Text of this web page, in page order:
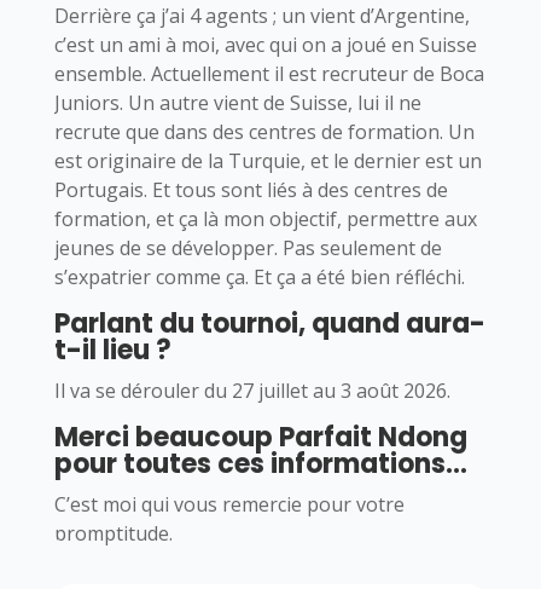
Derrière ça j’ai 4 agents ; un vient d’Argentine,
c’est un ami à moi, avec qui on a joué en Suisse
ensemble. Actuellement il est recruteur de Boca
Juniors. Un autre vient de Suisse, lui il ne
recrute que dans des centres de formation. Un
est originaire de la Turquie, et le dernier est un
Portugais. Et tous sont liés à des centres de
formation, et ça là mon objectif, permettre aux
jeunes de se développer. Pas seulement de
s’expatrier comme ça. Et ça a été bien réfléchi.
Parlant du tournoi, quand aura-
t-il lieu ?
Il va se dérouler du 27 juillet au 3 août 2026.
Merci beaucoup Parfait Ndong
pour toutes ces informations…
C’est moi qui vous remercie pour votre
promptitude.